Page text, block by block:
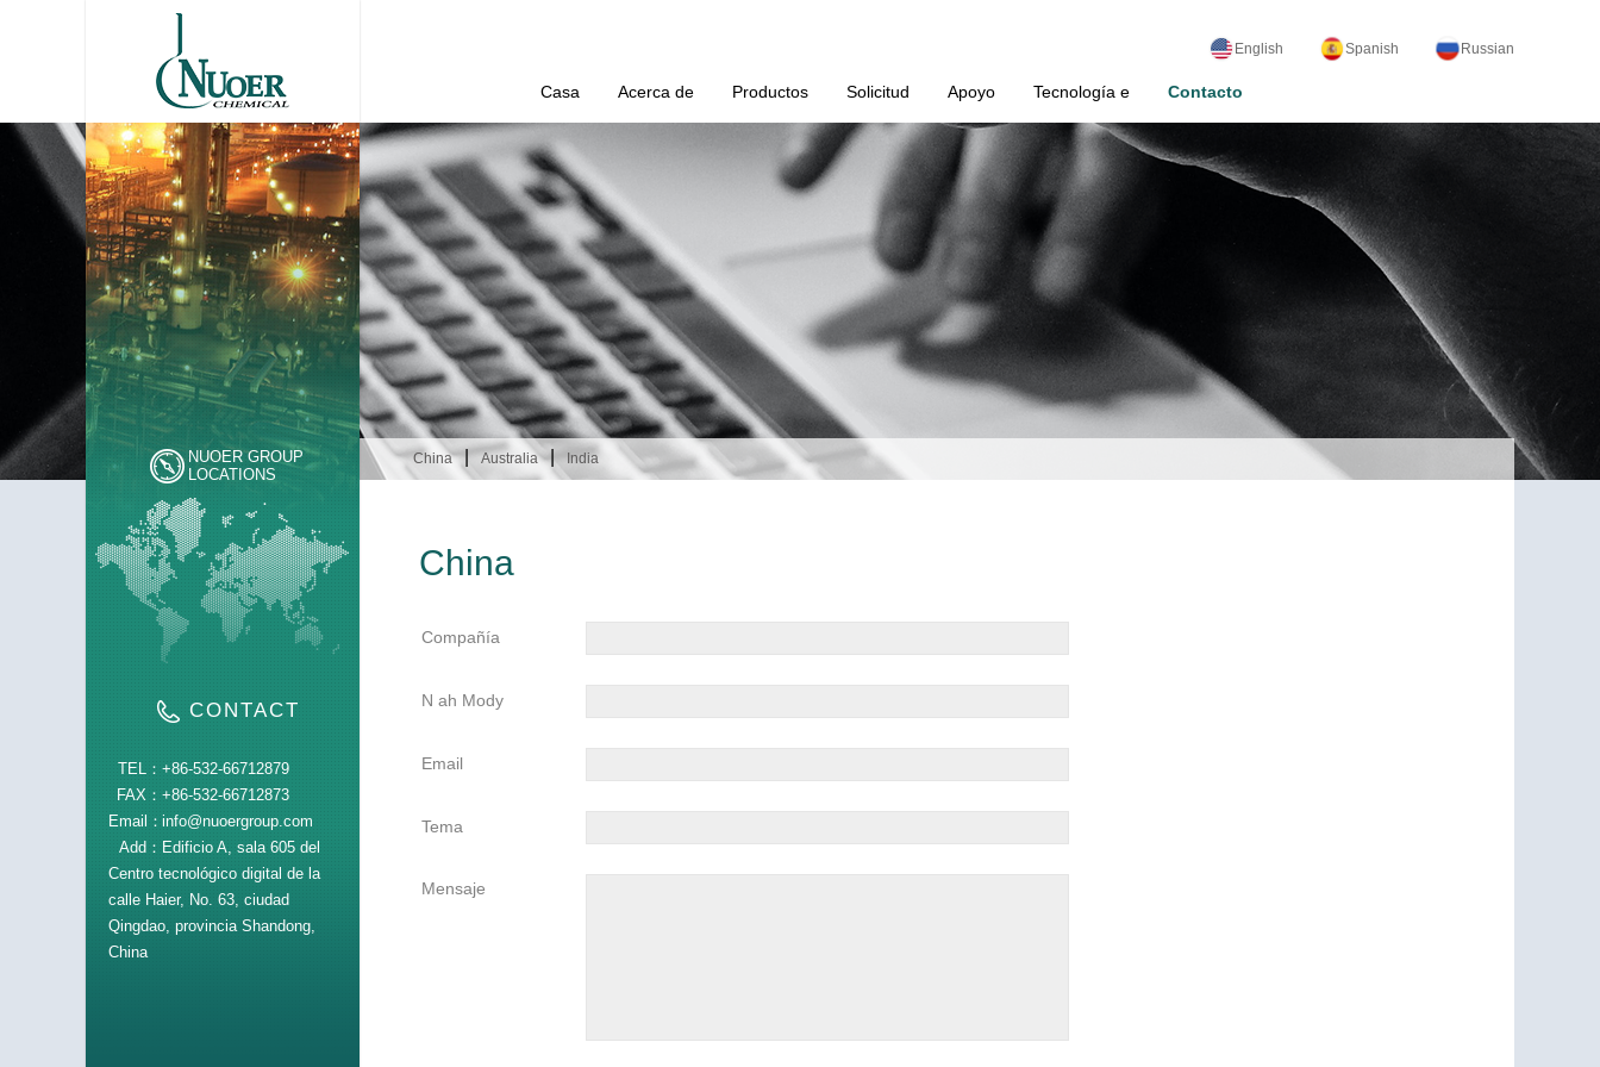
English Spanish Russian
Casa Acerca de Productos Solicitud Apoyo Tecnología e Contacto
China | Australia | India
NUOER GROUP
LOCATIONS
CONTACT
TEL： +86-532-66712879
FAX： +86-532-66712873
Email：info@nuoergroup.com
Add： Edificio A, sala 605 del
Centro tecnológico digital de la
calle Haier, No. 63, ciudad
Qingdao, provincia Shandong,
China
China
Compañía
N ah Mody
Email
Tema
Mensaje